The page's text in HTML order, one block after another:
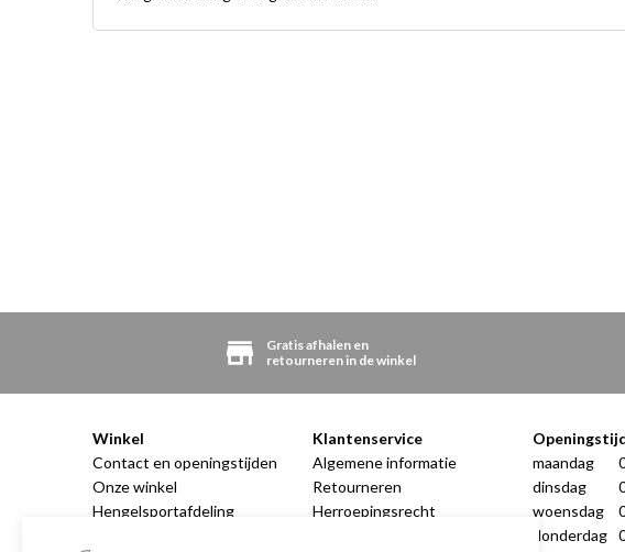
Gratis afhalen en
retourneren in de winkel
Winkel
Contact en openingstijden
Onze winkel
Hengelsportafdeling
Klantenservice
Algemene informatie
Retourneren
Herroepingsrecht
maandag
dinsdag
woensdag
donderdag